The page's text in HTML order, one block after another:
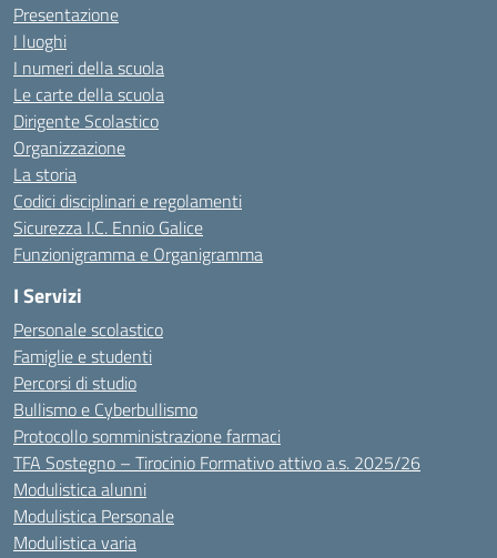
Presentazione
I luoghi
I numeri della scuola
Le carte della scuola
Dirigente Scolastico
Organizzazione
La storia
Codici disciplinari e regolamenti
Sicurezza I.C. Ennio Galice
Funzionigramma e Organigramma
I Servizi
Personale scolastico
Famiglie e studenti
Percorsi di studio
Bullismo e Cyberbullismo
Protocollo somministrazione farmaci
TFA Sostegno – Tirocinio Formativo attivo a.s. 2025/26
Modulistica alunni
Modulistica Personale
Modulistica varia